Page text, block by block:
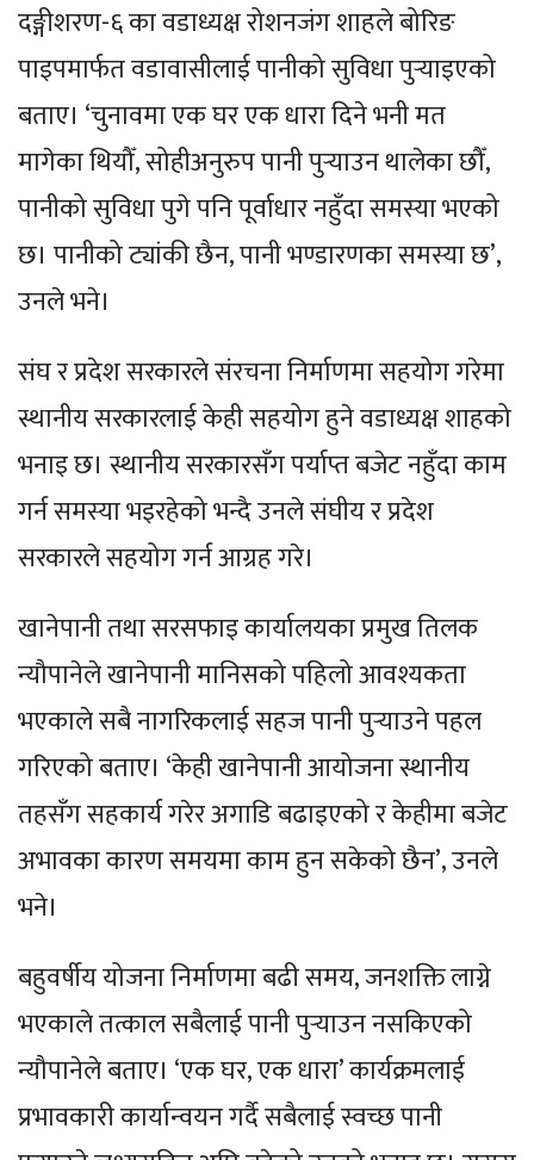
दङ्गीशरण-६ का वडाध्यक्ष रोशनजंग शाहले बोरिङ
पाइपमार्फत वडावासीलाई पानीको सुविधा पुर्‍याइएको
बताए। ‘चुनावमा एक घर एक धारा दिने भनी मत
मागेका थियौँ, सोहीअनुरुप पानी पुर्‍याउन थालेका छौँ,
पानीको सुविधा पुगे पनि पूर्वाधार नहुँदा समस्या भएको
छ। पानीको ट्यांकी छैन, पानी भण्डारणका समस्या छ’,
उनले भने।
संघ र प्रदेश सरकारले संरचना निर्माणमा सहयोग गरेमा
स्थानीय सरकारलाई केही सहयोग हुने वडाध्यक्ष शाहको
भनाइ छ। स्थानीय सरकारसँग पर्याप्त बजेट नहुँदा काम
गर्न समस्या भइरहेको भन्दै उनले संघीय र प्रदेश
सरकारले सहयोग गर्न आग्रह गरे।
खानेपानी तथा सरसफाइ कार्यालयका प्रमुख तिलक
न्यौपानेले खानेपानी मानिसको पहिलो आवश्यकता
भएकाले सबै नागरिकलाई सहज पानी पुर्‍याउने पहल
गरिएको बताए। ‘केही खानेपानी आयोजना स्थानीय
तहसँग सहकार्य गरेर अगाडि बढाइएको र केहीमा बजेट
अभावका कारण समयमा काम हुन सकेको छैन’, उनले
भने।
बहुवर्षीय योजना निर्माणमा बढी समय, जनशक्ति लाग्ने
भएकाले तत्काल सबैलाई पानी पुर्‍याउन नसकिएको
न्यौपानेले बताए। ‘एक घर, एक धारा’ कार्यक्रमलाई
प्रभावकारी कार्यान्वयन गर्दै सबैलाई स्वच्छ पानी